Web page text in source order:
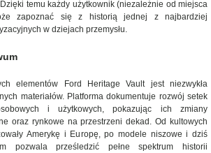
temu każdy użytkownik (niezależnie od miejsca
zapoznać się z historią jednej z najbardziej
w dziejach przemysłu.
elementów Ford Heritage Vault jest niezwykła
materiałów. Platforma dokumentuje rozwój setek
i użytkowych, pokazując ich zmiany
oraz rynkowe na przestrzeni dekad. Od kultowych
Amerykę i Europę, po modele niszowe i dziś
pozwala prześledzić pełne spektrum historii